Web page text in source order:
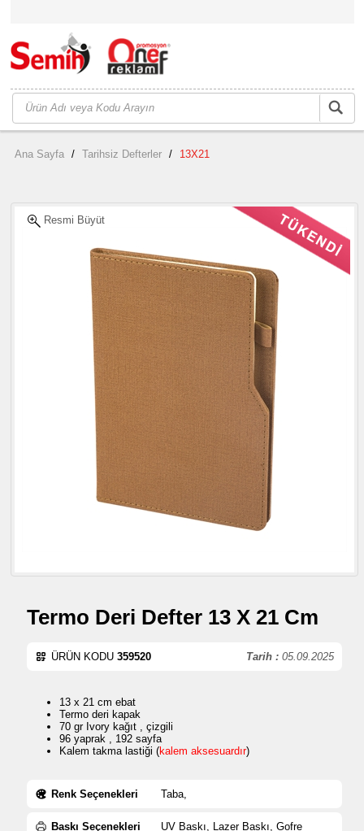
Ana Sayfa / Tarihsiz Defterler / 13X21
Resmi Büyüt
Termo Deri Defter 13 X 21 Cm
Tarih : 05.09.2025
ÜRÜN KODU 359520
13 x 21 cm ebat
Termo deri kapak
70 gr Ivory kağıt , çizgili
96 yaprak , 192 sayfa
Kalem takma lastiği (kalem aksesuardır)
Renk Seçenekleri Taba,
Baskı Seçenekleri
UV Baskı, Lazer Baskı, Gofre